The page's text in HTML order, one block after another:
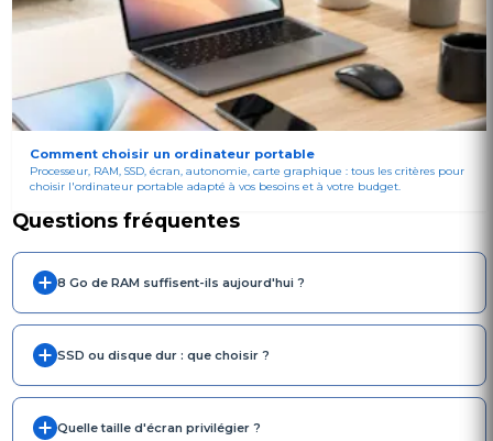
Comment choisir un ordinateur portable
Processeur, RAM, SSD, écran, autonomie, carte graphique : tous les critères pour
choisir l'ordinateur portable adapté à vos besoins et à votre budget.
Questions fréquentes
8 Go de RAM suffisent-ils aujourd'hui ?
SSD ou disque dur : que choisir ?
Quelle taille d'écran privilégier ?